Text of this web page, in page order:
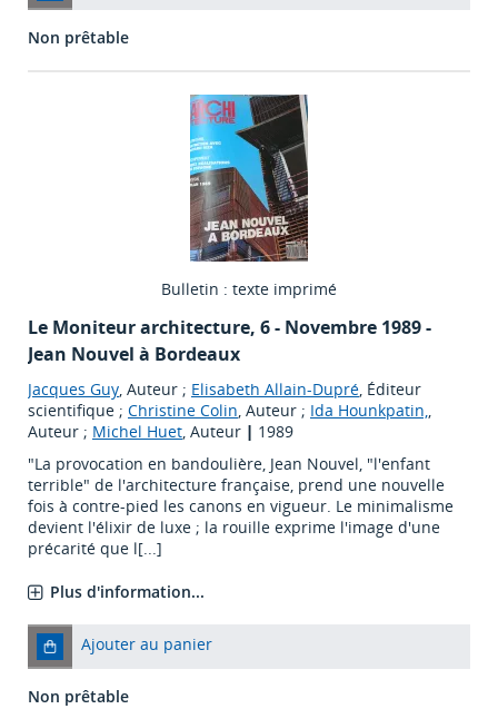
Non prêtable
Bulletin : texte imprimé
Le Moniteur architecture, 6 - Novembre 1989 -
Jean Nouvel à Bordeaux
Jacques Guy, Auteur ; Elisabeth Allain-Dupré, Éditeur
scientifique ; Christine Colin, Auteur ; Ida Hounkpatin,,
Auteur ; Michel Huet, Auteur | 1989
"La provocation en bandoulière, Jean Nouvel, "l'enfant
terrible" de l'architecture française, prend une nouvelle
fois à contre-pied les canons en vigueur. Le minimalisme
devient l'élixir de luxe ; la rouille exprime l'image d'une
précarité que l[...]
Plus d'information...
Ajouter au panier
Non prêtable